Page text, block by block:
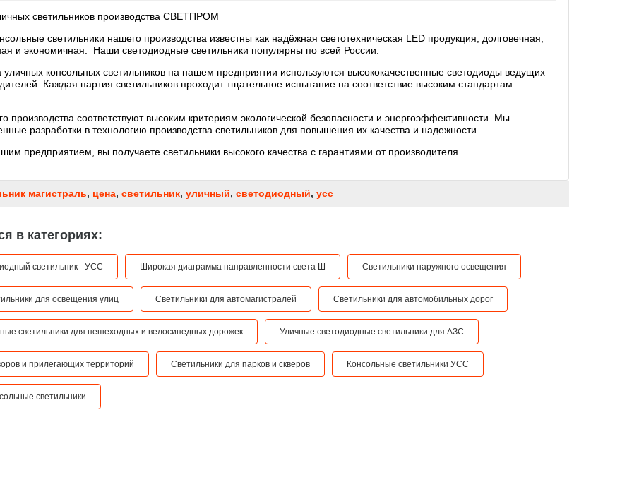
светильников производства СВЕТПРОМ
светильники нашего производства известны как надёжная светотехническая LED продукция, долговечная,
и экономичная. Наши светодиодные светильники популярны по всей России.
уличных консольных светильников на нашем предприятии используются высококачественные светодиоды ведущих
Каждая партия светильников проходит тщательное испытание на соответствие высоким стандартам
производства соответствуют высоким критериям экологической безопасности и энергоэффективности. Мы
разработки в технологию производства светильников для повышения их качества и надежности.
предприятием, вы получаете светильники высокого качества с гарантиями от производителя.
магистраль, цена, светильник, уличный, светодиодный, усс
в категориях:
светильник - УСС Широкая диаграмма направленности света Ш Светильники наружного освещения
для освещения улиц Светильники для автомагистралей Светильники для автомобильных дорог
светильники для пешеходных и велосипедных дорожек Уличные светодиодные светильники для АЗС
и прилегающих территорий Светильники для парков и скверов Консольные светильники УСС
светильники